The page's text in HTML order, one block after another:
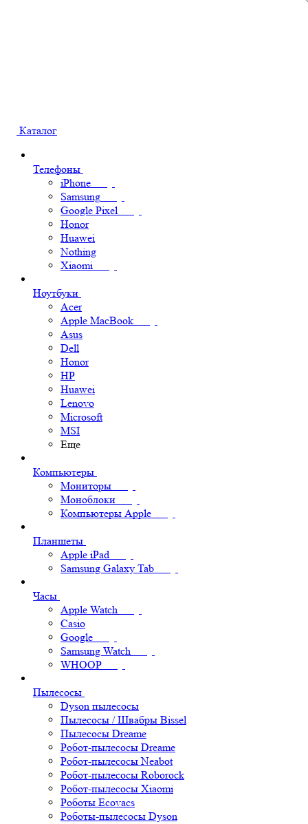
Каталог
Телефоны
iPhone
Samsung
Google Pixel
Honor
Huawei
Nothing
Xiaomi
Ноутбуки
Acer
Apple MacBook
Asus
Dell
Honor
HP
Huawei
Lenovo
Microsoft
MSI
Еще
Компьютеры
Мониторы
Моноблоки
Компьютеры Apple
Планшеты
Apple iPad
Samsung Galaxy Tab
Часы
Apple Watch
Casio
Google
Samsung Watch
WHOOP
Пылесосы
Dyson пылесосы
Пылесосы / Швабры Bissel
Пылесосы Dreame
Робот-пылесосы Dreame
Робот-пылесосы Neabot
Робот-пылесосы Roborock
Робот-пылесосы Xiaomi
Роботы Ecovacs
Роботы-пылесосы Dyson